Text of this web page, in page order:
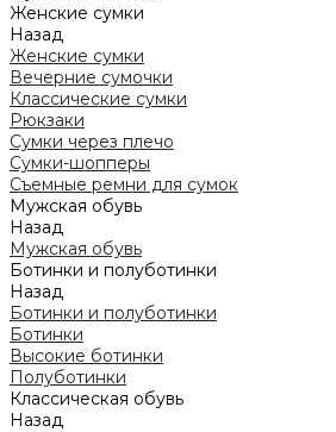
Женские сумки
Назад
Женские сумки
Вечерние сумочки
Классические сумки
Рюкзаки
Сумки через плечо
Сумки-шопперы
Съемные ремни для сумок
Мужская обувь
Назад
Мужская обувь
Ботинки и полуботинки
Назад
Ботинки и полуботинки
Ботинки
Высокие ботинки
Полуботинки
Классическая обувь
Назад